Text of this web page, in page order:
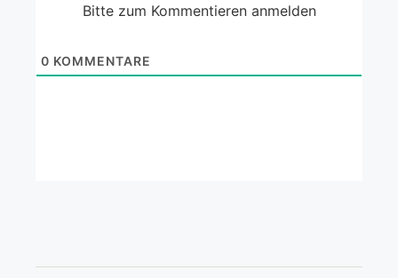
Bitte zum Kommentieren anmelden
0 KOMMENTARE